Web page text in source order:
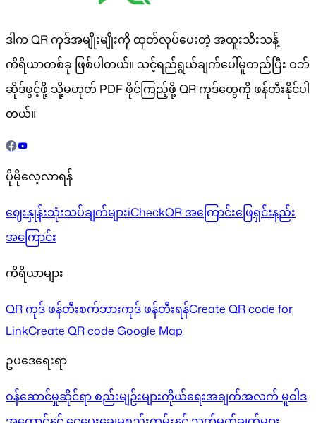
ဒါက QR ကုဒ်အမျိုးမျိုးကို ထုတ်လုပ်ပေးတဲ့ အထူးသီးသန့်
ကိရိယာတစ်ခု ဖြစ်ပါတယ်။ သင့်ရည်ရွယ်ချက်ပေါ်မူတည်ပြီး ဝဘ်
ဆိုဒ်ဖွင့်ဖို့ သို့မဟုတ် PDF ဖိုင်ကြည့်ဖို့ QR ကုဒ်တွေကို ဖန်တီးနိုင်ပါ
တယ်။
ပိုမိုလေ့လာရန်
ဈေးနှုန်းသုံးသပ်ချက်များiCheckQR အကြောင်းဖြေရှင်းနည်း
အကြောင်း
ကိရိယာများ
QR ကုဒ် ဖန်တီးစက်ဘားကုဒ် ဖန်တီးရန်Create QR code for
LinkCreate QR code Google Map
ဥပဒေရေးရာ
ဝန်ဆောင်မှုဆိုင်ရာ စည်းမျဉ်းများကိုယ်ရေးအချက်အလက် မူဝါဒ